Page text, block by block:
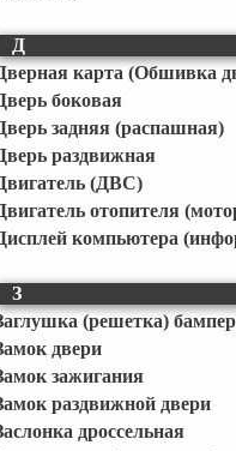
Д
карта (Обшивка
боковая
задняя (распашная)
раздвижная
(ДВС)
отопителя
компьютера
З
(решетка)
двери
зажигания
раздвижной двери
дроссельная